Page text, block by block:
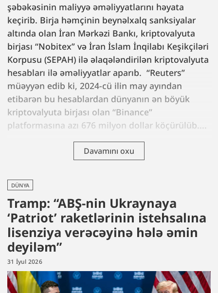
şəbəkəsinin maliyyə əməliyyatlarını həyata
keçirib. Birja həmçinin beynəlxalq sanksiyalar
altında olan İran Mərkəzi Bankı, kriptovalyuta
birjası “Nobitex” və İran İslam İnqilabı Keşikçiləri
Korpusu (SEPAH) ilə əlaqələndirilən kriptovalyuta
hesabları ilə əməliyyatlar aparıb. “Reuters”
müəyyən edib ki, 2024-cü ilin may ayından
etibarən bu hesablardan dünyanın ən böyük
kriptovalyuta birjası olan “Binance”
platformasına azı 676 milyon dollar köçürülüb....
Davamını oxu
DÜNYA
Tramp: “ABŞ-nin Ukraynaya
‘Patriot’ raketlərinin istehsalına
lisenziya verəcəyinə hələ əmin
deyiləm”
31 İyul 2026